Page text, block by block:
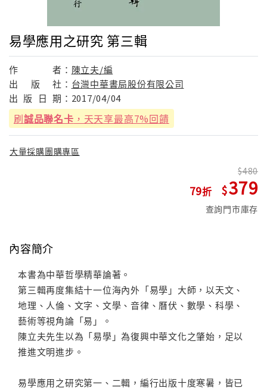
易學應用之研究 第三輯
作 者： 陳立夫/編
出
版 社： 台灣中華書局股份有限公司
出 版 日 期： 2017/04/04
刷誠品聯名卡 ，天天享最高7%回饋
大量採購團購專區
79
480
379
查詢門市庫存
內容簡介
本書為中華哲學精華論著。
第三輯再度集結十一位海內外「易學」大師，以天文、
地理、人倫、文字、文學、音律、曆伏、數學、科學、
藝術等視角論「易」。
陳立夫先生以為「易學」為復興中華文化之肇始，足以
推進文明進步。
易學應用之研究第一、二輯，編行出版十度寒暑，皆已